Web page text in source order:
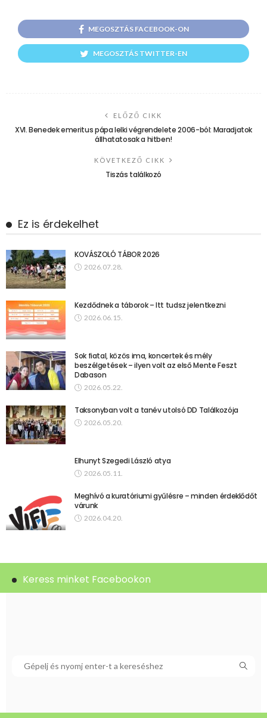
MEGOSZTÁS FACEBOOK-ON
MEGOSZTÁS TWITTER-EN
ELŐZŐ CIKK
XVI. Benedek emeritus pápa lelki végrendelete 2006-ból: Maradjatok
állhatatosak a hitben!
KÖVETKEZŐ CIKK
Tiszás találkozó
Ez is érdekelhet
KOVÁSZOLÓ TÁBOR 2026
2026.07.28.
Kezdődnek a táborok – Itt tudsz jelentkezni
2026.06.15.
Sok fiatal, közös ima, koncertek és mély
beszélgetések – ilyen volt az első Mente Feszt
Dabason
2026.05.22.
Taksonyban volt a tanév utolsó DD Találkozója
2026.05.20.
Elhunyt Szegedi László atya
2026.05.11.
Meghívó a kuratóriumi gyűlésre – minden érdeklődőt
várunk
2026.04.20.
Keress minket Facebookon